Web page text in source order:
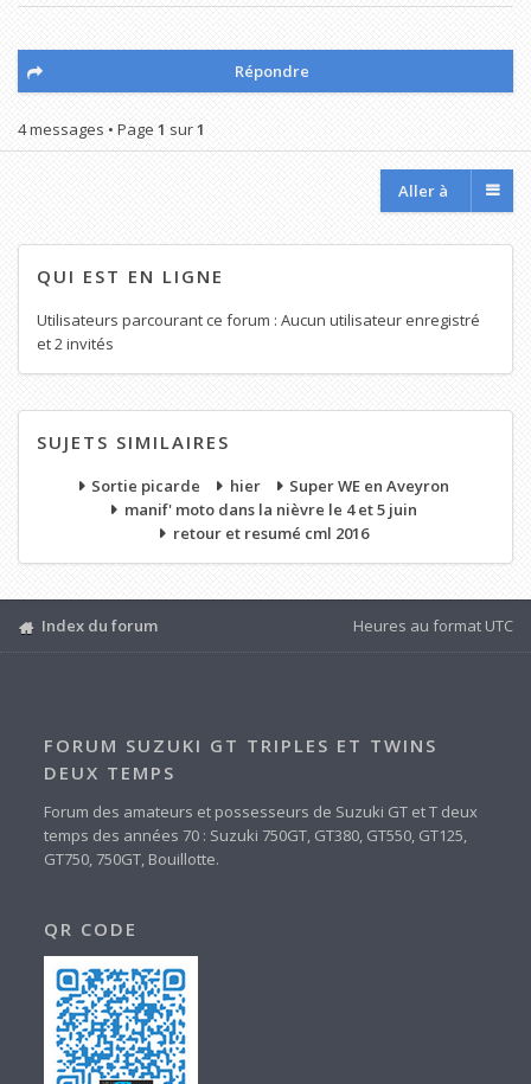
Répondre
4 messages • Page 1 sur1
Aller à
QUI EST EN LIGNE
Utilisateurs parcourant ce forum : Aucun utilisateur enregistré
et 2 invités
SUJETS SIMILAIRES
Sortie picarde hier
Super WE en Aveyron
manif' moto dans la nièvre le 4 et 5 juin
retour et resumé cml 2016
Index du forum Heures au format UTC
FORUM SUZUKI GT TRIPLES ET TWINS
DEUX TEMPS
Forum des amateurs et possesseurs de Suzuki GT et T deux
temps des années 70 : Suzuki 750GT, GT380, GT550, GT125,
GT750, 750GT, Bouillotte.
QR CODE